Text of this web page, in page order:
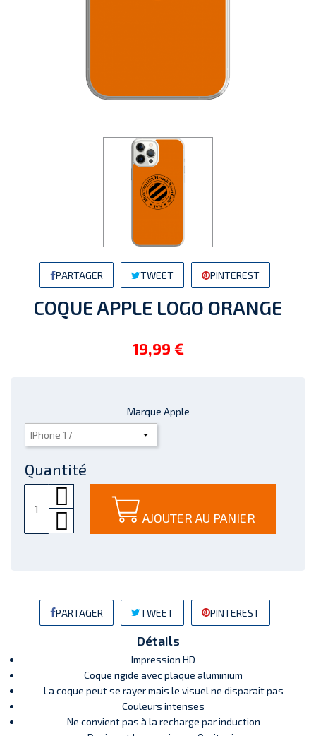
PARTAGER TWEET PINTEREST
COQUE APPLE LOGO ORANGE
19,99 €
Marque Apple
Quantité
AJOUTER AU PANIER
PARTAGER TWEET PINTEREST
Détails
Impression HD
Coque rigide avec plaque aluminium
La coque peut se rayer mais le visuel ne disparait pas
Couleurs intenses
Ne convient pas à la recharge par induction